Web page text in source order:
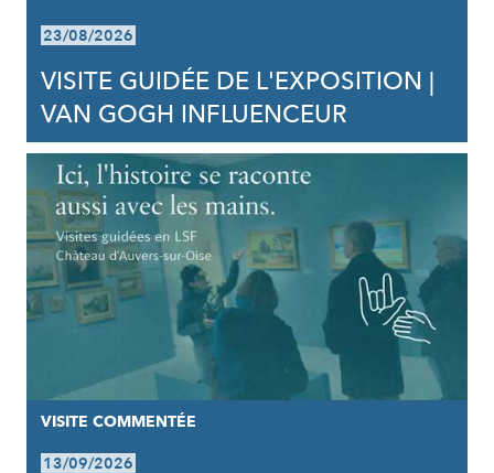
23/08/2026
VISITE GUIDÉE DE L'EXPOSITION |
VAN GOGH INFLUENCEUR
VISITE COMMENTÉE
13/09/2026